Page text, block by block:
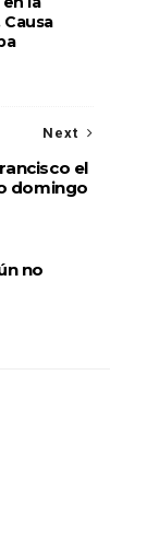
Next
el
domingo
no